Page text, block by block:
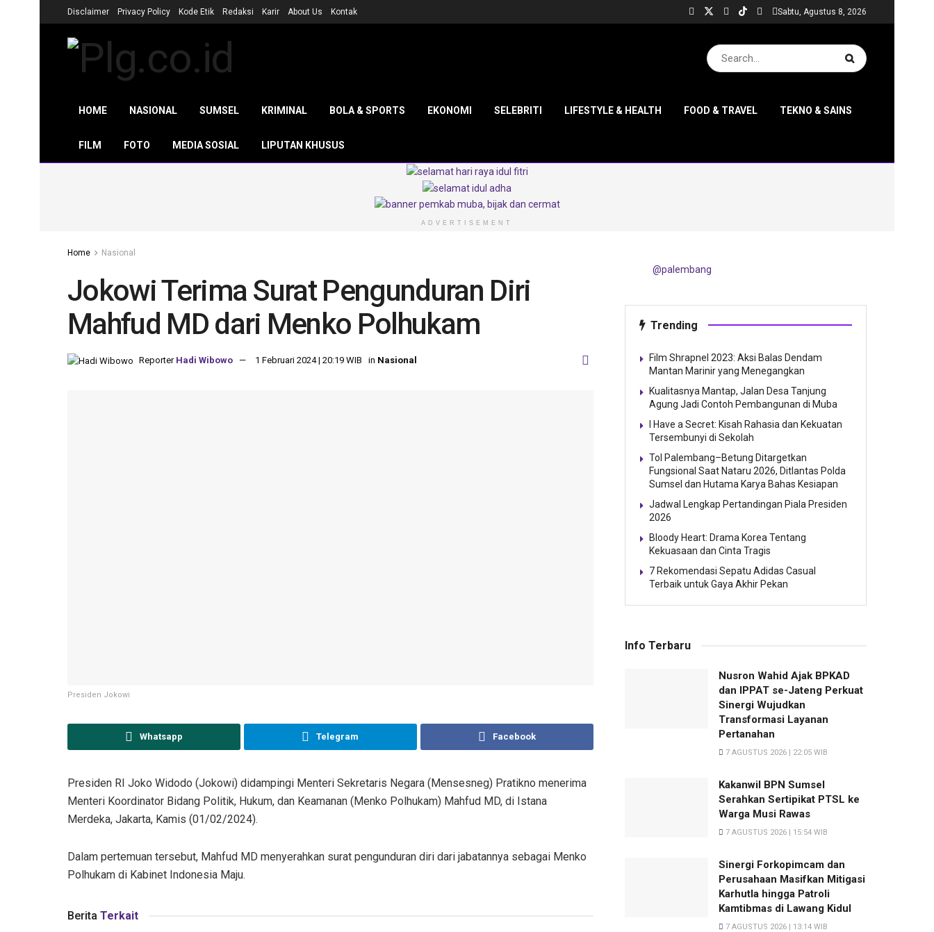
Disclaimer Privacy Policy Kode Etik Redaksi Karir About Us Kontak Sabtu, Agustus 8, 2026
HOME NASIONAL SUMSEL KRIMINAL BOLA & SPORTS EKONOMI SELEBRITI LIFESTYLE & HEALTH FOOD & TRAVEL TEKNO & SAINS
FILM FOTO MEDIA SOSIAL LIPUTAN KHUSUS
ADVERTISEMENT
Home Nasional
Jokowi Terima Surat Pengunduran Diri
Mahfud MD dari Menko Polhukam
Reporter Hadi Wibowo 1 Februari 2024 | 20:19 WIB in Nasional
Presiden Jokowi
Whatsapp Telegram Facebook
Presiden RI Joko Widodo (Jokowi) didampingi Menteri Sekretaris Negara (Mensesneg) Pratikno menerima
Menteri Koordinator Bidang Politik, Hukum, dan Keamanan (Menko Polhukam) Mahfud MD, di Istana
Merdeka, Jakarta, Kamis (01/02/2024).
Dalam pertemuan tersebut, Mahfud MD menyerahkan surat pengunduran diri dari jabatannya sebagai Menko
Polhukam di Kabinet Indonesia Maju.
Berita Terkait
@palembang
Trending
Film Shrapnel 2023: Aksi Balas Dendam
Mantan Marinir yang Menegangkan
Kualitasnya Mantap, Jalan Desa Tanjung
Agung Jadi Contoh Pembangunan di Muba
I Have a Secret: Kisah Rahasia dan Kekuatan
Tersembunyi di Sekolah
Tol Palembang–Betung Ditargetkan
Fungsional Saat Nataru 2026, Ditlantas Polda
Sumsel dan Hutama Karya Bahas Kesiapan
Jadwal Lengkap Pertandingan Piala Presiden
2026
Bloody Heart: Drama Korea Tentang
Kekuasaan dan Cinta Tragis
7 Rekomendasi Sepatu Adidas Casual
Terbaik untuk Gaya Akhir Pekan
Info Terbaru
Nusron Wahid Ajak BPKAD
dan IPPAT se-Jateng Perkuat
Sinergi Wujudkan
Transformasi Layanan
Pertanahan
7 AGUSTUS 2026 | 22:05 WIB
Kakanwil BPN Sumsel
Serahkan Sertipikat PTSL ke
Warga Musi Rawas
7 AGUSTUS 2026 | 15:54 WIB
Sinergi Forkopimcam dan
Perusahaan Masifkan Mitigasi
Karhutla hingga Patroli
Kamtibmas di Lawang Kidul
7 AGUSTUS 2026 | 13:14 WIB